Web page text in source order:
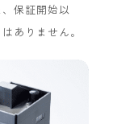
保証開始以
ありません。